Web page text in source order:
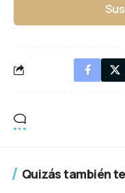
Quizás también